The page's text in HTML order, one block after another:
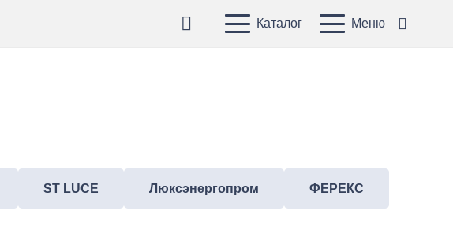
Каталог Меню
ST LUCE Люксэнергопром ФЕРЕКС